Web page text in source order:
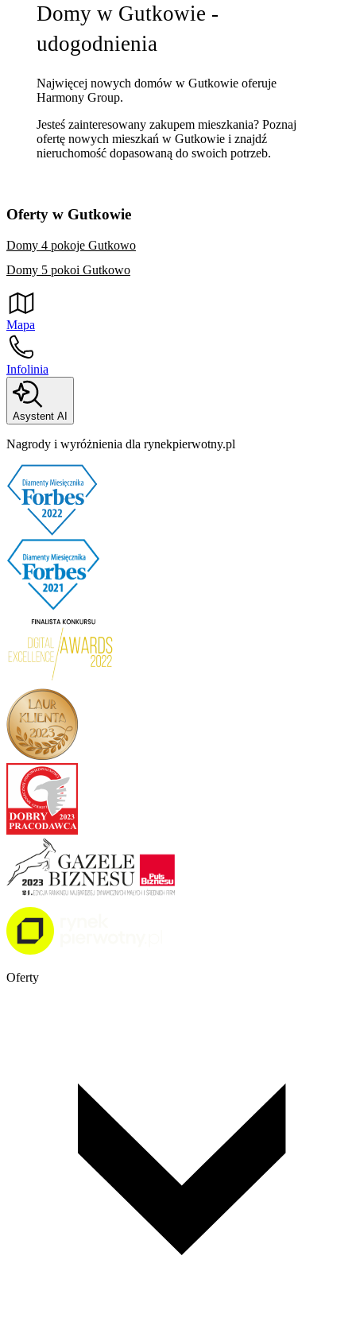
Domy w Gutkowie -
udogodnienia
Najwięcej nowych domów w Gutkowie oferuje
Harmony Group.
Jesteś zainteresowany zakupem mieszkania? Poznaj
ofertę nowych mieszkań w Gutkowie i znajdź
nieruchomość dopasowaną do swoich potrzeb.
Oferty w Gutkowie
Domy 4 pokoje Gutkowo
Domy 5 pokoi Gutkowo
Mapa
Infolinia
Asystent AI
Nagrody i wyróżnienia dla rynekpierwotny.pl
Oferty